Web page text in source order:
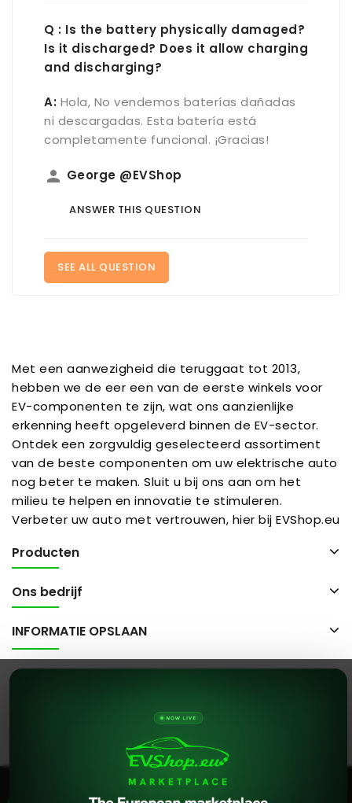
Q : Is the battery physically damaged?
Is it discharged? Does it allow charging
and discharging?
A: Hola, No vendemos baterías dañadas
ni descargadas. Esta batería está
completamente funcional. ¡Gracias!
person George @EVShop
ANSWER THIS QUESTION
SEE ALL QUESTION
Met een aanwezigheid die teruggaat tot 2013,
hebben we de eer een van de eerste winkels voor
EV-componenten te zijn, wat ons aanzienlijke
erkenning heeft opgeleverd binnen de EV-sector.
Ontdek een zorgvuldig geselecteerd assortiment
van de beste componenten om uw elektrische auto
nog beter te maken. Sluit u bij ons aan om het
milieu te helpen en innovatie te stimuleren.
Verbeter uw auto met vertrouwen, hier bij EVShop.eu
Producten
Ons bedrijf
INFORMATIE OPSLAAN
Deze site maakt gebruik van cookies. Door deze site
© 2026 - evshop.eu Alle rechten voorbehouden.